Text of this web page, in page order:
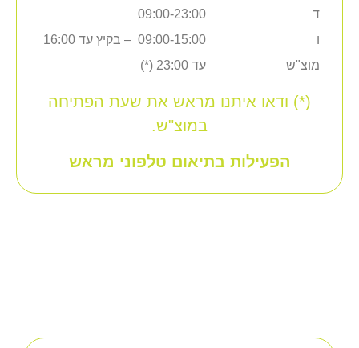
ד
09:00-23:00
ו
09:00-15:00 – בקיץ עד 16:00
מוצ"ש
עד 23:00 (*)
(*) ודאו איתנו מראש את שעת הפתיחה
במוצ"ש.
הפעילות בתיאום טלפוני מראש